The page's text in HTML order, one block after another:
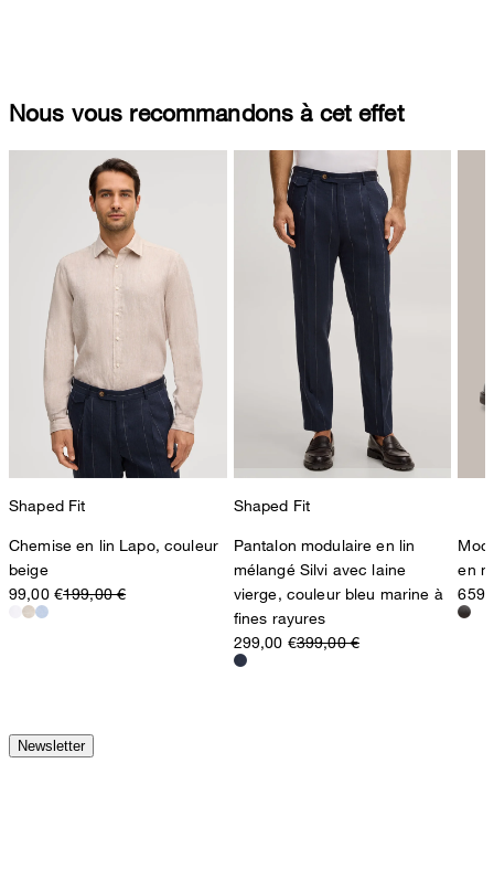
Nous vous recommandons à cet effet
Shaped Fit
Chemise en lin Lapo, couleur
beige
99,00 €199,00 €
Shaped Fit
Pantalon modulaire en lin
mélangé Silvi avec laine
vierge, couleur bleu marine à
fines rayures
299,00 €399,00 €
en
Newsletter